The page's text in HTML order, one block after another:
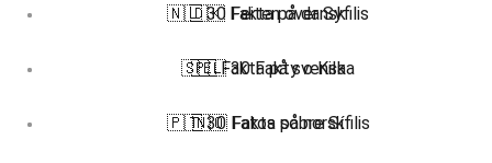
🇳🇱 30 Feiten over Syfilis
🇵🇱 30 Fakty o Kiła
🇵🇹 30 Fatos sobre Sífilis
🇩🇰 Fakta på dansk
🇸🇪 Fakta på svenska
🇳🇴 Fakta på norsk